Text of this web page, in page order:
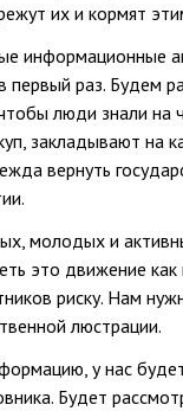
их и кормят
информационные
раз. Будем
люди знали на
закладывают на
вернуть
молодых и
это движение
риску. Нам
люстрации.
у нас
Будет